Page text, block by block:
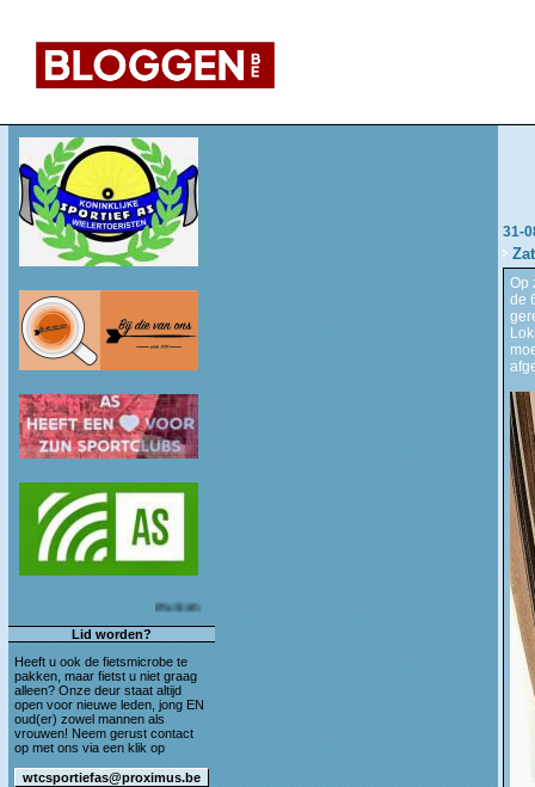
Welkom op de blog van WTC Sportief As!
Lid worden?
Heeft u ook de fietsmicrobe te
pakken, maar fietst u niet graag
alleen? Onze deur staat altijd
open voor nieuwe leden, jong EN
oud(er) zowel mannen als
vrouwen! Neem gerust contact
op met ons via een klik op
31-
Op
de